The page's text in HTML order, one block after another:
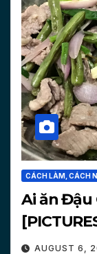
CÁCH LÀM, CÁCH
Ai ăn Đậu
AUGUST 6,